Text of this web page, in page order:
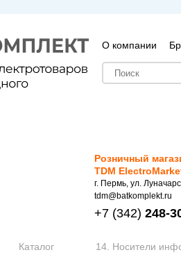
О компании
Розничный
TDM
г. Пермь, ул.
tdm@batkomplekt.ru
+7 (342) 248-
Каталог 14. Носители